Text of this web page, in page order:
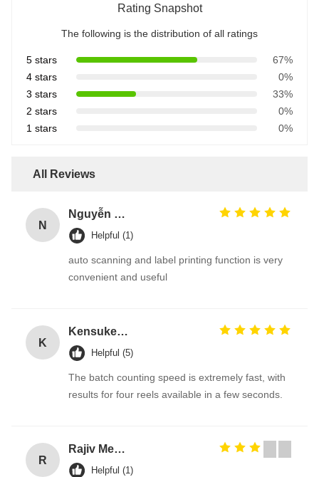
Rating Snapshot
The following is the distribution of all ratings
5 stars
67%
4 stars
0%
3 stars
33%
2 stars
0%
1 stars
0%
All Reviews
N
Nguyễn Văn Hùng
Helpful (1)
auto scanning and label printing function is very
convenient and useful
K
Kensuke Sato
Helpful (5)
The batch counting speed is extremely fast, with
results for four reels available in a few seconds.
R
Rajiv Menon
Helpful (1)